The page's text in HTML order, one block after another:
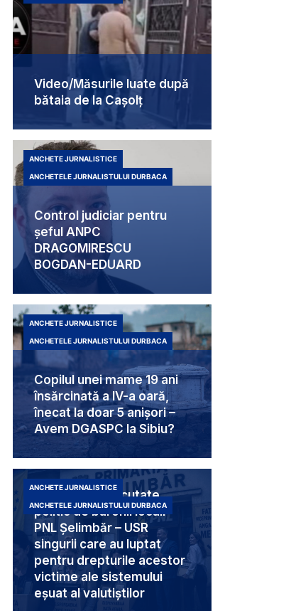
Video/Măsurile luate după
bătaia de la Cașolț
Control judiciar pentru
șeful ANPC
DRAGOMIRESCU
BOGDAN-EDUARD
ANCHETE JURNALISTICE
ANCHETELE JURNALISTULUI DURBACA
Copilul unei mame 19 ani
însărcinată a IV-a oară,
înecat la doar 5 anișori –
Avem DGASPC la Sibiu?
ANCHETE JURNALISTICE
ANCHETELE JURNALISTULUI DURBACA
Trei femei executate
politic de baronii locali
PNL Șelimbăr – USR
singurii care au luptat
pentru drepturile acestor
victime ale sistemului
eșuat al valutiștilor
ANCHETE JURNALISTICE
ANCHETELE JURNALISTULUI DURBACA